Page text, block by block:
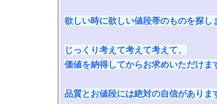
欲しい時に欲しい値段帯のものを探し
じっくり考えて考えて考えて、
価値を納得してからお求めいただけま
品質とお値段には絶対の自信がありま